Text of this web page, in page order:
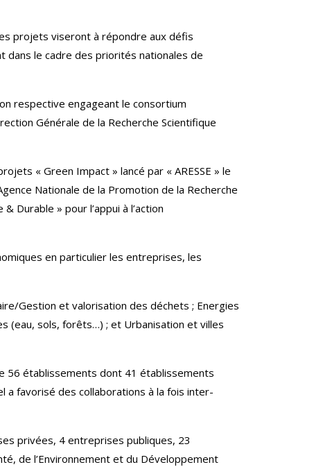
projets viseront à répondre aux défis
dans le cadre des priorités nationales de
respective engageant le consortium
Générale de la Recherche Scientifique
« Green Impact » lancé par « ARESSE » le
Nationale de la Promotion de la Recherche
Durable » pour l’appui à l’action
en particulier les entreprises, les
Gestion et valorisation des déchets ; Energies
(eau, sols, forêts…) ; et Urbanisation et villes
56 établissements dont 41 établissements
a favorisé des collaborations à la fois inter-
privées, 4 entreprises publiques, 23
de l’Environnement et du Développement